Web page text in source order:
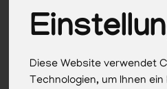
Diese Website verwendet
Technologien, um Ihnen
optionaler Servicegebühren.
finden Siehier.